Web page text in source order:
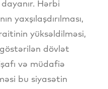
Hərbi
yaxşılaşdırılması,
yüksəldilməsi,
dövlət
və müdafiə
bu siyasətin